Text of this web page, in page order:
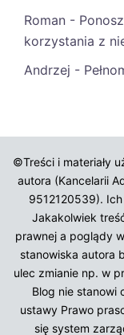
Roman -
korzystania z
Andrzej -
©Treści i materiały
autora (Kancelarii
9512120539).
Jakakolwiek
prawnej a poglądy
stanowiska autora
ulec zmianie np. w
Blog nie stanowi
ustawy Prawo
się system